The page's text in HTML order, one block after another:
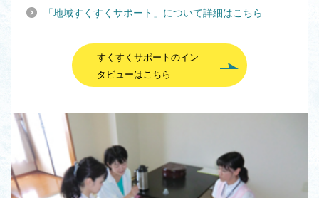
「地域すくすくサポート」について詳細はこちら
すくすくサポートのイン
タビューはこちら